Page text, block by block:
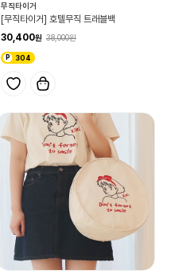
무직타이거
[무직타이거] 호텔무직 트래블백
30,400
38,000
304